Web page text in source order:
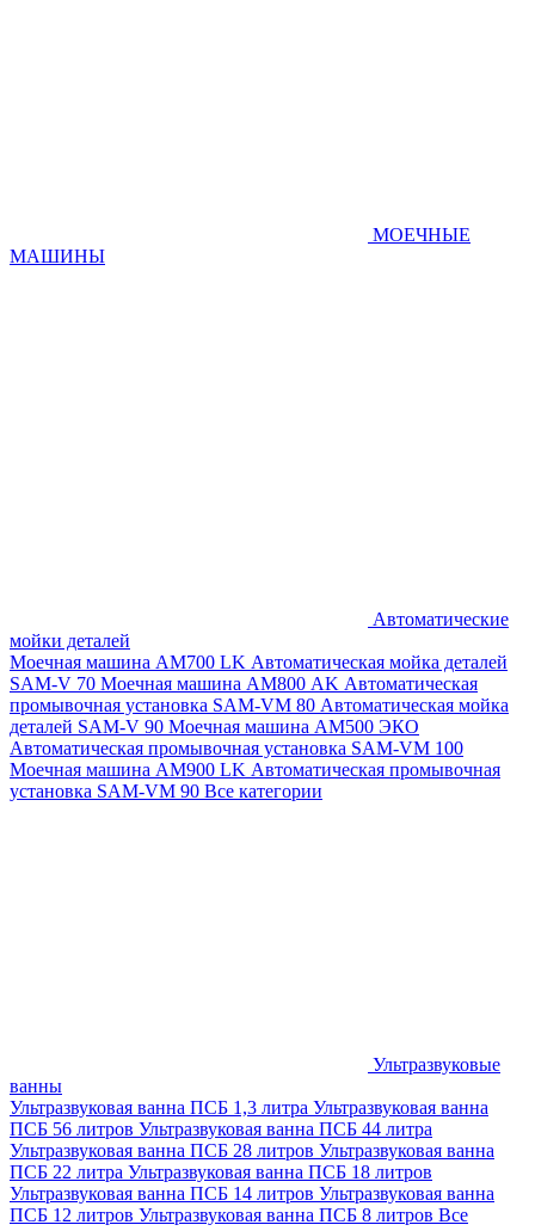
МОЕЧНЫЕ
МАШИНЫ
Автоматические
мойки деталей
Моечная машина AM700 LK Автоматическая мойка деталей
SAM-V 70 Моечная машина АМ800 AK Автоматическая
промывочная установка SAM-VM 80 Автоматическая мойка
деталей SAM-V 90 Моечная машина АМ500 ЭКО
Автоматическая промывочная установка SAM-VM 100
Моечная машина AM900 LK Автоматическая промывочная
установка SAM-VM 90 Все категории
Ультразвуковые
ванны
Ультразвуковая ванна ПСБ 1,3 литра Ультразвуковая ванна
ПСБ 56 литров Ультразвуковая ванна ПСБ 44 литра
Ультразвуковая ванна ПСБ 28 литров Ультразвуковая ванна
ПСБ 22 литра Ультразвуковая ванна ПСБ 18 литров
Ультразвуковая ванна ПСБ 14 литров Ультразвуковая ванна
ПСБ 12 литров Ультразвуковая ванна ПСБ 8 литров Все